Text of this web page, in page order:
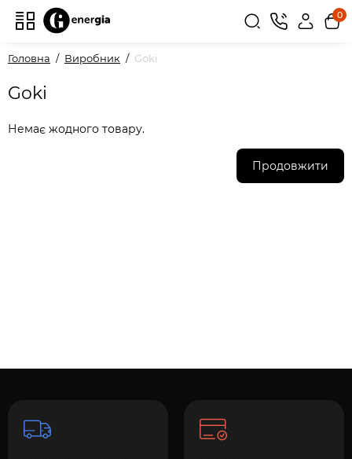
0
Головна Виробник Goki
Goki
Немає жодного товару.
Продовжити